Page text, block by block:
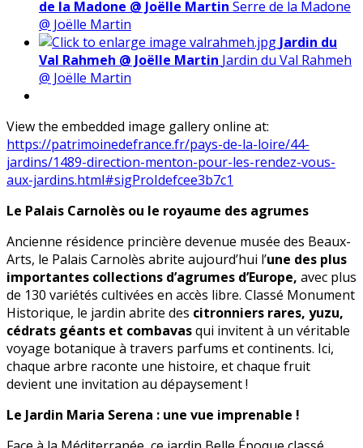
de la Madone @ Joëlle Martin Serre de la Madone
@ Joëlle Martin
Jardin du
Val Rahmeh @ Joëlle Martin Jardin du Val Rahmeh
@ Joëlle Martin
View the embedded image gallery online at:
https://patrimoinedefrance.fr/pays-de-la-loire/44-
jardins/1489-direction-menton-pour-les-rendez-vous-
aux-jardins.html#sigProIdefcee3b7c1
Le Palais Carnolès ou le royaume des agrumes
Ancienne résidence princière devenue musée des Beaux-
Arts, le Palais Carnolès abrite aujourd’hui l’une des plus
importantes collections d’agrumes d’Europe, avec plus
de 130 variétés cultivées en accès libre. Classé Monument
Historique, le jardin abrite des citronniers rares, yuzu,
cédrats géants et combavasqui invitent à un véritable
voyage botanique à travers parfums et continents. Ici,
chaque arbre raconte une histoire, et chaque fruit
devient une invitation au dépaysement !
Le Jardin Maria Serena : une vue imprenable !